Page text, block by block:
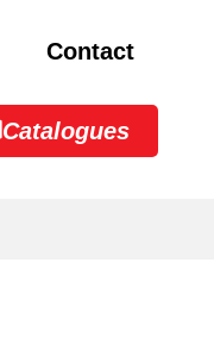
Contact
Catalogues